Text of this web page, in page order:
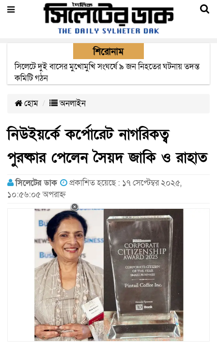
শিরোনাম
সিলেটে দুই বাসের মুখোমুখি সংঘর্ষে ৯ জন নিহতের ঘটনায় তদন্ত
কমিটি গঠন
সিলেটে সড়ক দুর্ঘটনায় নিহতদের পরিবার পাচ্ছে ৫ লাখ টাকা করে
হোম
অনলাইন
নিউইয়র্কে কর্পোরেট নাগরিকত্ব
পুরষ্কার পেলেন সৈয়দ জাকি ও রাহাত
সিলেটের ডাক
প্রকাশিত হয়েছে : ১৭ সেপ্টেম্বর ২০২৫,
১০:৫৬:০৫ অপরাহ্ন